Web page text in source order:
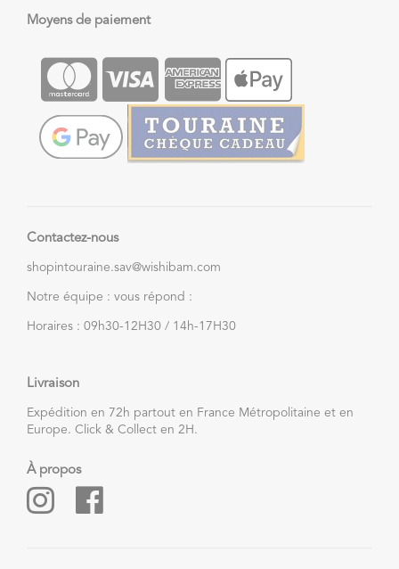
Moyens de paiement
Contactez-nous
shopintouraine.sav@wishibam.com
Notre équipe : vous répond :
Horaires : 09h30-12H30 / 14h-17H30
Livraison
Expédition en 72h partout en France Métropolitaine et en
Europe. Click & Collect en 2H.
À propos